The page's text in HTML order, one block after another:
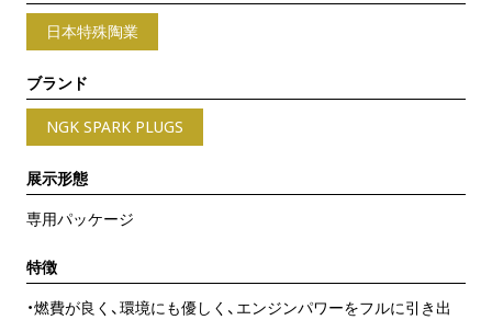
日本特殊陶業
ブランド
NGK SPARK PLUGS
展示形態
専用パッケージ
特徴
・燃費が良く、環境にも優しく、エンジンパワーをフルに引き出